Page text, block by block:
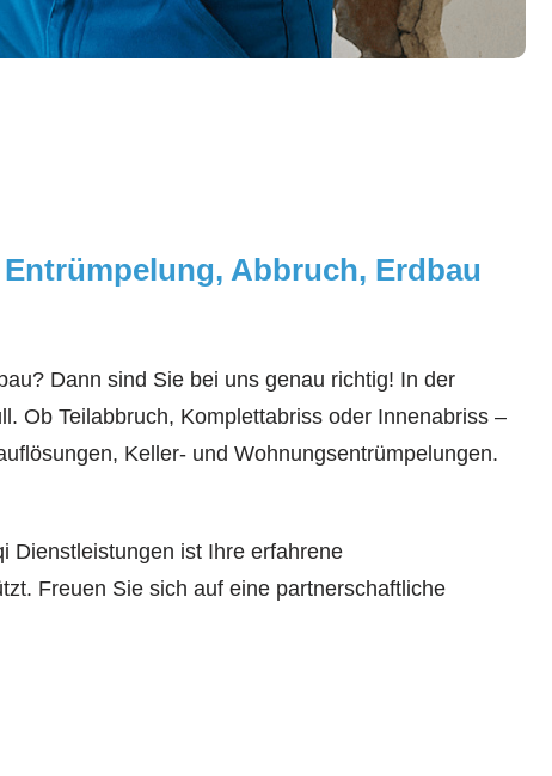
Abbruch, Erdbau
Dann sind Sie bei uns genau richtig! In der
Ob Teilabbruch, Komplettabriss oder Innenabriss –
Keller- und Wohnungsentrümpelungen.
Dienstleistungen ist Ihre erfahrene
Freuen Sie sich auf eine partnerschaftliche